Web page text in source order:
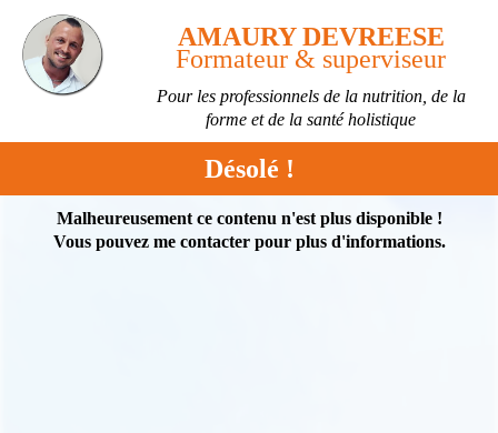
AMAURY DEVREESE
Formateur & superviseur
Pour les professionnels de la nutrition, de la
forme et de la santé holistique
Désolé !
Malheureusement ce contenu n'est plus disponible !
Vous pouvez me contacter pour plus d'informations.